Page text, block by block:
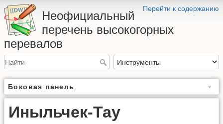
Перейти к содержанию
Неофициальный
перечень высокогорных
перевалов
Боковая панель
Иныльчек-Тау